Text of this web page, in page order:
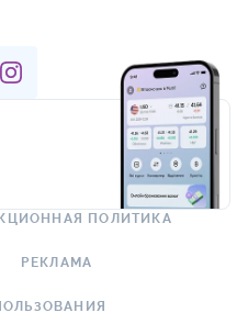
ПОЛИТИКА
РЕКЛАМА